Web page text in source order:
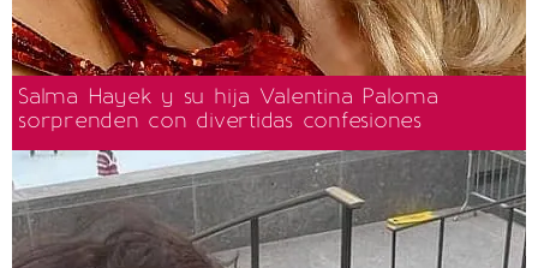
Salma Hayek y su hija Valentina Paloma
sorprenden con divertidas confesiones